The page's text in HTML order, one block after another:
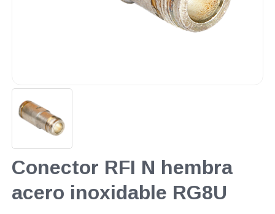
Conector RFI N hembra
acero inoxidable RG8U